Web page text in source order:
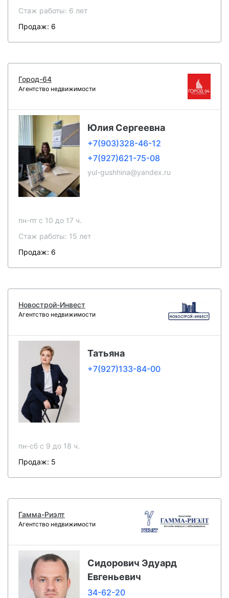
Стаж работы: 6 лет
Продаж: 6
Город-64
Агентство недвижимости
Юлия Сергеевна
+7(903)328-46-12
+7(927)621-75-08
yul-gushhina@yandex.ru
пн-пт c 10 до 17 ч.
Стаж работы: 15 лет
Продаж: 6
Новострой-Инвест
Агентство недвижимости
Татьяна
+7(927)133-84-00
пн-сб c 9 до 18 ч.
Продаж: 5
Гамма-Риэлт
Агентство недвижимости
Сидорович Эдуард
Евгеньевич
34-62-20